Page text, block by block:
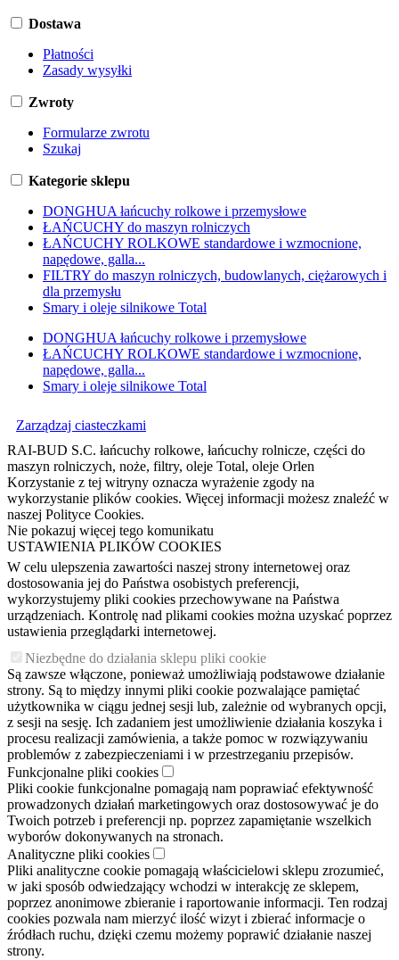
Dostawa
Płatności
Zasady wysyłki
Zwroty
Formularze zwrotu
Szukaj
Kategorie sklepu
DONGHUA łańcuchy rolkowe i przemysłowe
ŁAŃCUCHY do maszyn rolniczych
ŁAŃCUCHY ROLKOWE standardowe i wzmocnione,
napędowe, galla...
FILTRY do maszyn rolniczych, budowlanych, ciężarowych i
dla przemysłu
Smary i oleje silnikowe Total
DONGHUA łańcuchy rolkowe i przemysłowe
ŁAŃCUCHY ROLKOWE standardowe i wzmocnione,
napędowe, galla...
Smary i oleje silnikowe Total
Zarządzaj ciasteczkami
RAI-BUD S.C. łańcuchy rolkowe, łańcuchy rolnicze, części do
maszyn rolniczych, noże, filtry, oleje Total, oleje Orlen
Korzystanie z tej witryny oznacza wyrażenie zgody na
wykorzystanie plików cookies. Więcej informacji możesz znaleźć w
naszej Polityce Cookies.
Nie pokazuj więcej tego komunikatu
USTAWIENIA PLIKÓW COOKIES
W celu ulepszenia zawartości naszej strony internetowej oraz
dostosowania jej do Państwa osobistych preferencji,
wykorzystujemy pliki cookies przechowywane na Państwa
urządzeniach. Kontrolę nad plikami cookies można uzyskać poprzez
ustawienia przeglądarki internetowej.
Niezbędne do działania sklepu pliki cookie
Są zawsze włączone, ponieważ umożliwiają podstawowe działanie
strony. Są to między innymi pliki cookie pozwalające pamiętać
użytkownika w ciągu jednej sesji lub, zależnie od wybranych opcji,
z sesji na sesję. Ich zadaniem jest umożliwienie działania koszyka i
procesu realizacji zamówienia, a także pomoc w rozwiązywaniu
problemów z zabezpieczeniami i w przestrzeganiu przepisów.
Funkcjonalne pliki cookies
Pliki cookie funkcjonalne pomagają nam poprawiać efektywność
prowadzonych działań marketingowych oraz dostosowywać je do
Twoich potrzeb i preferencji np. poprzez zapamiętanie wszelkich
wyborów dokonywanych na stronach.
Analityczne pliki cookies
Pliki analityczne cookie pomagają właścicielowi sklepu zrozumieć,
w jaki sposób odwiedzający wchodzi w interakcję ze sklepem,
poprzez anonimowe zbieranie i raportowanie informacji. Ten rodzaj
cookies pozwala nam mierzyć ilość wizyt i zbierać informacje o
źródłach ruchu, dzięki czemu możemy poprawić działanie naszej
strony.